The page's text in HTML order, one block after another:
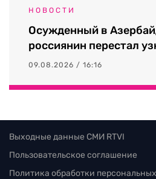
НОВОСТИ
Осужденный в
россиянин перестал
09.08.2026 / 16:16
Выходные данные СМИ RTVI
Пользовательское соглашение
Политика обработки